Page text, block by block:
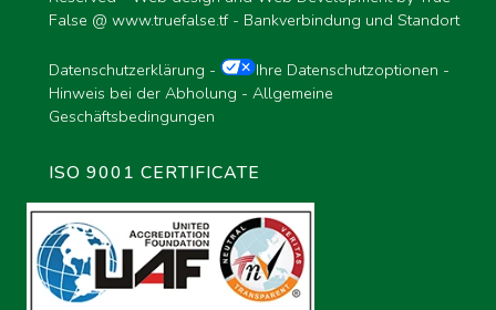
False @ www.truefalse.tf- Bankverbindung und Standort
Datenschutzerklärung - Ihre Datenschutzoptionen -
Hinweis bei der Abholung - Allgemeine
Geschäftsbedingungen
ISO 9001 CERTIFICATE